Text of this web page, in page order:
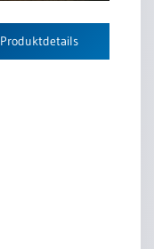
Produktdetails